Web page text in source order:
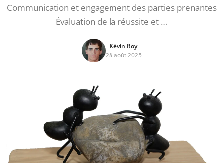
Communication et engagement des parties prenantes
Évaluation de la réussite et …
Kévin Roy
28 août 2025